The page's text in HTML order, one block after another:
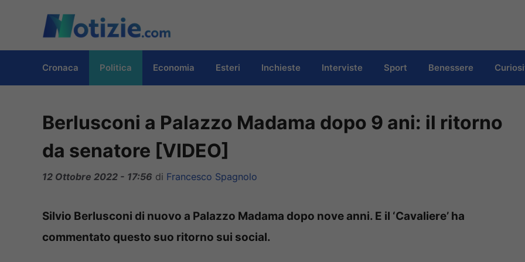
contenuto
Cronaca Politica Economia Esteri Inchieste Interviste Sport Benessere
Berlusconi a Palazzo Madama dopo 9 ani: il ritorno
da senatore [VIDEO]
12 Ottobre 2022 - 17:56 di Francesco Spagnolo
Silvio Berlusconi di nuovo a Palazzo Madama dopo nove anni. E il ‘Cavaliere’ ha
commentato questo suo ritorno sui social.